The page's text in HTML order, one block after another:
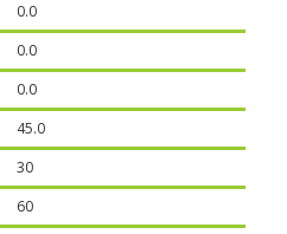
0.0
0.0
0.0
45.0
30
60